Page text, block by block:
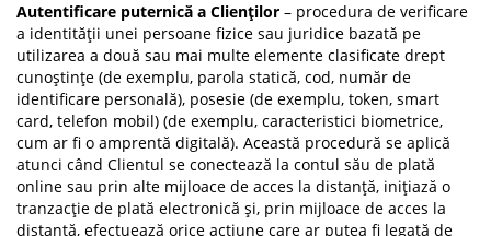
Autentificare puternică a Clienților – procedura de verificare
a identității unei persoane fizice sau juridice bazată pe
utilizarea a două sau mai multe elemente clasificate drept
cunoștințe (de exemplu, parola statică, cod, număr de
identificare personală), posesie (de exemplu, token, smart
card, telefon mobil) (de exemplu, caracteristici biometrice,
cum ar fi o amprentă digitală). Această procedură se aplică
atunci când Clientul se conectează la contul său de plată
online sau prin alte mijloace de acces la distanță, inițiază o
tranzacție de plată electronică și, prin mijloace de acces la
distanță, efectuează orice acțiune care ar putea fi legată de